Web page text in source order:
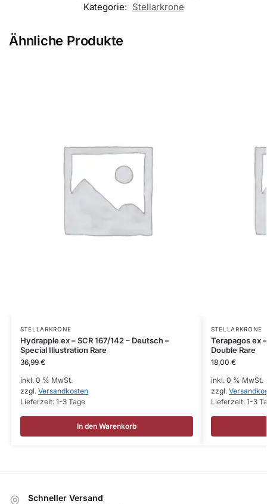
Kategorie: Stellarkrone
Ähnliche Produkte
STELLARKRONE
Hydrapple ex – SCR 167/142 – Deutsch –
Special Illustration Rare
36,99 €
inkl. 0 % MwSt.
zzgl. Versandkosten
Lieferzeit: 1-3 Tage
In den Warenkorb
STELLARKRONE
Terapagos ex
Double Rare
18,00 €
inkl. 0 % MwSt.
zzgl.
Lieferzeit: 1-3
Schneller Versand